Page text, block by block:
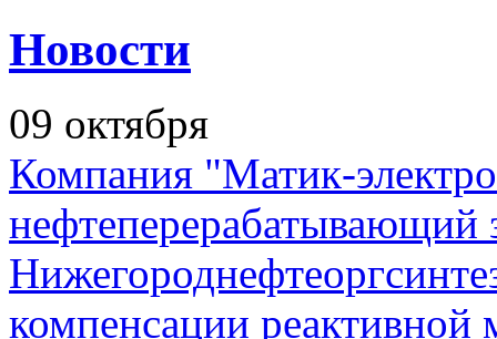
Новости
09 октября
Компания "Матик-
компенсации